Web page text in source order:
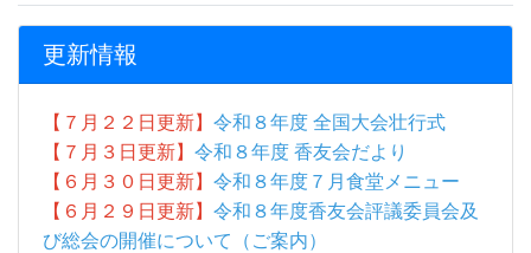
更新情報
【７月２２日更新】 令和８年度 全国大会壮行式
【７月３日更新】 令和８年度 香友会だより
【６月３０日更新】 令和８年度７月食堂メニュー
【６月２９日更新】 令和８年度香友会評議委員会及
び総会の開催について（ご案内）